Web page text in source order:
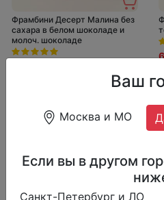
Ваш
Москва и МО
Если вы в другом
Санкт-Петербург и ЛО
Фрамбини Десерт Малина без
сахара в белом шоколаде и
молоч. шоколаде